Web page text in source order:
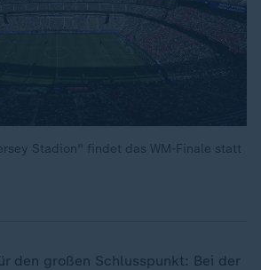
Stadion" findet das WM-Finale statt
den großen Schlusspunkt: Bei der